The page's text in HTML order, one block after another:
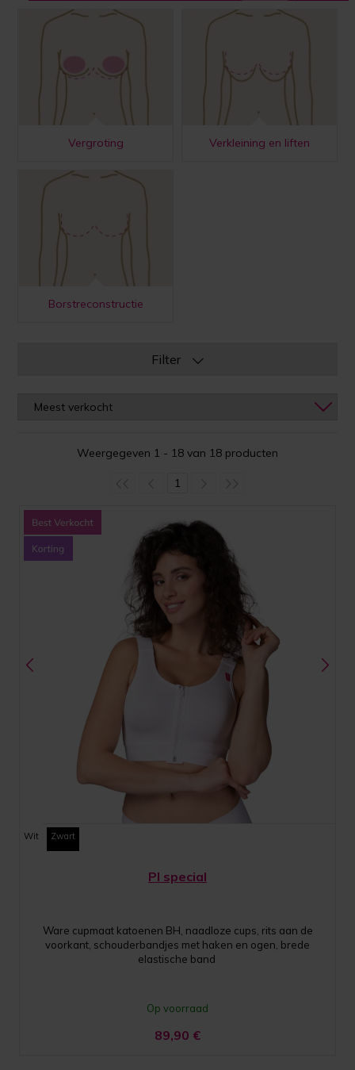
Vergroting Verkleining en liften
Borstreconstructie
Filter
Weergegeven 1 - 18 van 18 producten
1
Wit Zwart
PI special
Ware cupmaat katoenen BH, naadloze cups, rits aan de
voorkant, schouderbandjes met haken en ogen, brede
elastische band
Op voorraad
89,90 €